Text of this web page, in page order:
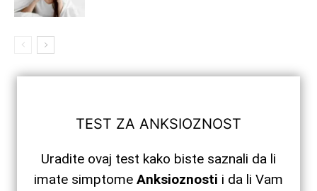
TEST ZA ANKSIOZNOST
Uradite ovaj test kako biste saznali da li
imate simptome Anksioznosti i da li Vam